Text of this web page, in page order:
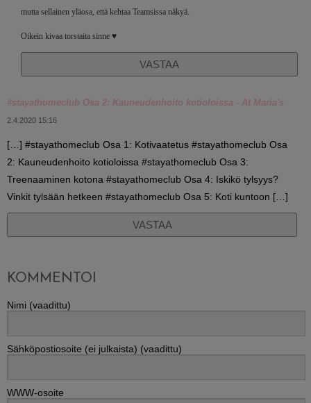
mutta sellainen yläosa, että kehtaa Teamsissa näkyä.
Oikein kivaa torstaita sinne ♥️
VASTAA
#stayathomeclub Osa 2: Kauneudenhoito kotioloissa - At Maria's
2.4.2020 15:16
[…] #stayathomeclub Osa 1: Kotivaatetus #stayathomeclub Osa
2: Kauneudenhoito kotioloissa #stayathomeclub Osa 3:
Treenaaminen kotona #stayathomeclub Osa 4: Iskikö tylsyys?
Vinkit tylsään hetkeen #stayathomeclub Osa 5: Koti kuntoon […]
VASTAA
KOMMENTOI
Nimi (vaadittu)
Sähköpostiosoite (ei julkaista) (vaadittu)
WWW-osoite